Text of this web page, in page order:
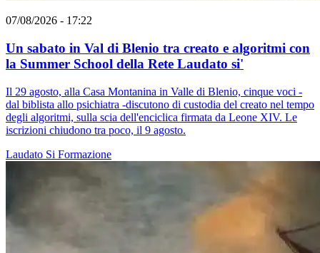
07/08/2026 - 17:22
Un sabato in Val di Blenio tra creato e algoritmi con
la Summer School della Rete Laudato si'
Il 29 agosto, alla Casa Montanina in Valle di Blenio, cinque voci -
dal biblista allo psichiatra -discutono di custodia del creato nel tempo
degli algoritmi, sulla scia dell'enciclica firmata da Leone XIV. Le
iscrizioni chiudono tra poco, il 9 agosto.
Laudato Si Formazione